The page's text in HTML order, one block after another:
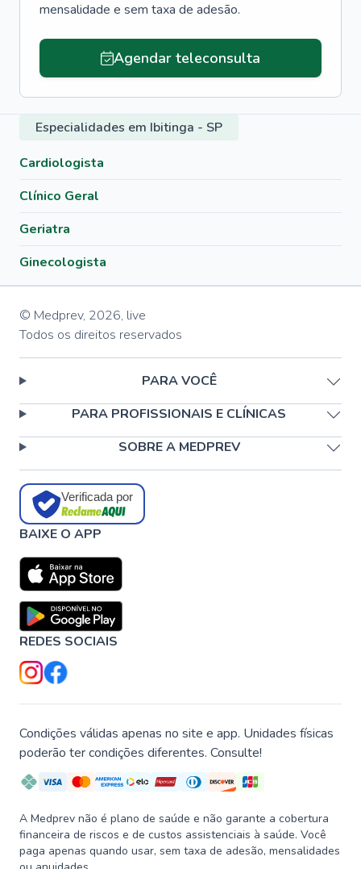
mensalidade e sem taxa de adesão.
Agendar teleconsulta
Especialidades em Ibitinga - SP
Cardiologista
Clínico Geral
Geriatra
Ginecologista
© Medprev, 2026, live
Todos os direitos reservados
PARA VOCÊ
PARA PROFISSIONAIS E CLÍNICAS
SOBRE A MEDPREV
Verificada por
BAIXE O APP
REDES SOCIAIS
Condições válidas apenas no site e app. Unidades físicas
poderão ter condições diferentes. Consulte!
A Medprev não é plano de saúde e não garante a cobertura
financeira de riscos e de custos assistenciais à saúde. Você
paga apenas quando usar, sem taxa de adesão, mensalidades